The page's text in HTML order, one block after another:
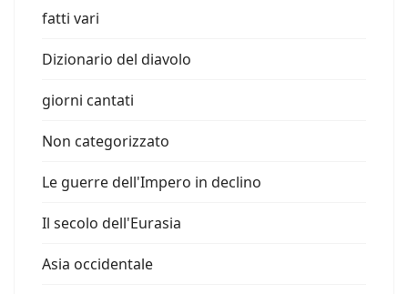
fatti vari
Dizionario del diavolo
giorni cantati
Non categorizzato
Le guerre dell'Impero in declino
Il secolo dell'Eurasia
Asia occidentale